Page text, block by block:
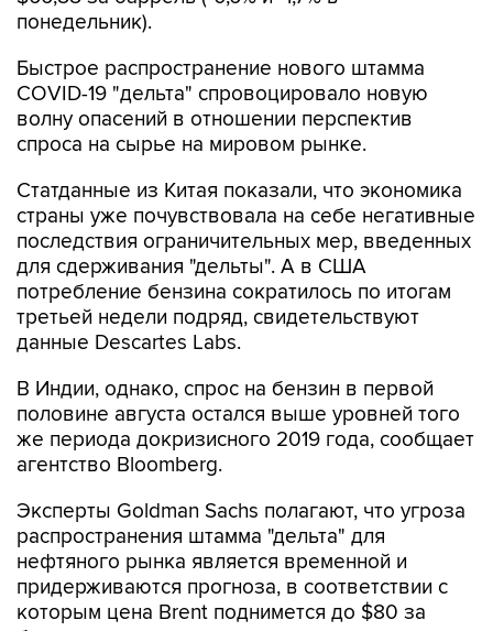
Быстрое распространение нового штамма
волну опасений в отношении перспектив
спроса на сырье на мировом рынке.
Статданные из Китая показали, что экономика
последствия ограничительных мер, введенных
для сдерживания "дельты". А в США
потребление бензина сократилось по итогам
третьей недели подряд, свидетельствуют
данные Descartes Labs.
В Индии, однако, спрос на бензин в первой
же периода докризисного 2019 года, сообщает
агентство Bloomberg.
Эксперты Goldman Sachs полагают, что угроза
нефтяного рынка является временной и
придерживаются прогноза, в соответствии с
которым цена Brent поднимется до $80 за
баррель в следующем квартале из-за
нехватки предложения на рынке.